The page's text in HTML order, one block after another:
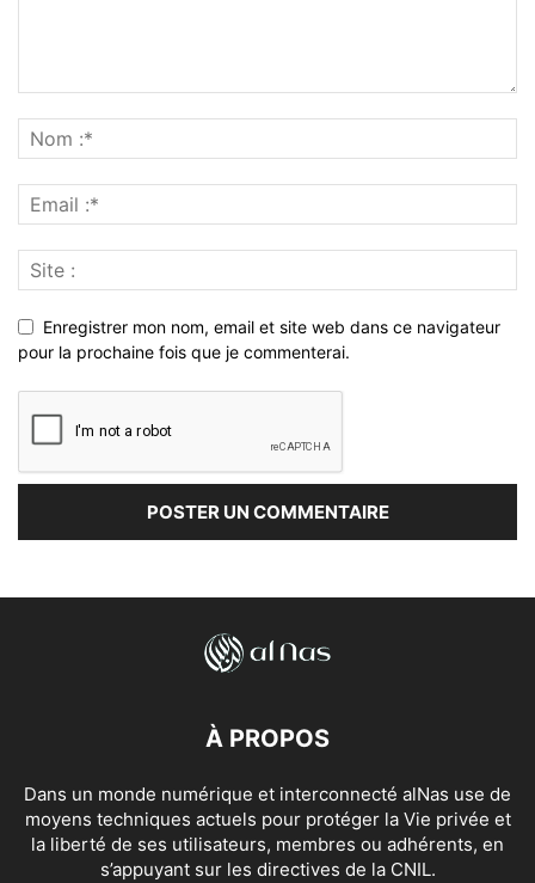
Enregistrer mon nom, email et site web dans ce navigateur
pour la prochaine fois que je commenterai.
À PROPOS
Dans un monde numérique et interconnecté alNas use de
moyens techniques actuels pour protéger la Vie privée et
la liberté de ses utilisateurs, membres ou adhérents, en
s’appuyant sur les directives de la CNIL.